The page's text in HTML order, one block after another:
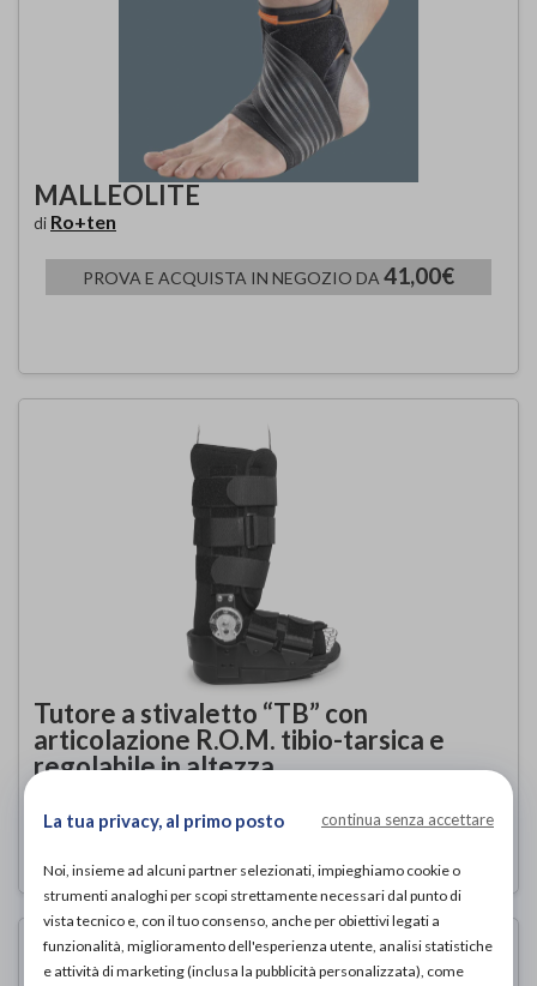
MALLEOLITE
di Ro+ten
PROVA E ACQUISTA IN NEGOZIO DA 41,00€
Tutore a stivaletto “TB” con
articolazione R.O.M. tibio-tarsica e
regolabile in altezza
La tua privacy, al primo posto continua senza accettare
Noi, insieme ad alcuni partner selezionati, impieghiamo cookie o
strumenti analoghi per scopi strettamente necessari dal punto di
vista tecnico e, con il tuo consenso, anche per obiettivi legati a
funzionalità, miglioramento dell'esperienza utente, analisi statistiche
e attività di marketing (inclusa la pubblicità personalizzata), come